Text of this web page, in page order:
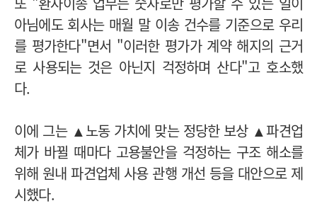
아님에도 회사는 매월 말 이송 건수를 기준으로 우리
를 평가한다"면서 "이러한 평가가 계약 해지의 근거
로 사용되는 것은 아닌지 걱정하며 산다"고 호소했
다.
이에 그는 ▲노동 가치에 맞는 정당한 보상 ▲파견업
체가 바뀔 때마다 고용불안을 걱정하는 구조 해소를
위해 원내 파견업체 사용 관행 개선 등을 대안으로 제
시했다.